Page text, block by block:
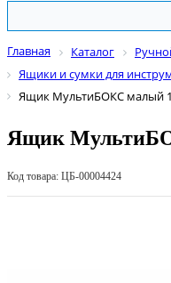
Главная Каталог
Ящики и сумки для
Ящик МультиБОКС малый
Ящик
Код товара: ЦБ-00004424